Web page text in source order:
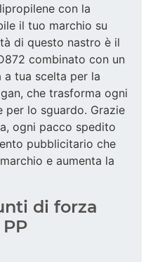
con la
il tuo marchio su
di questo nastro è il
combinato con un
tua scelta per la
che trasforma ogni
per lo sguardo. Grazie
ogni pacco spedito
pubblicitario che
e aumenta la
di forza